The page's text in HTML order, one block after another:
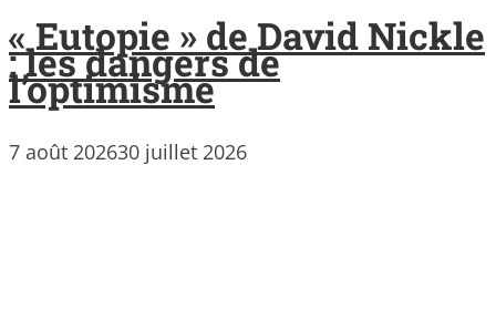
« Eutopie » de David Nickle
: les dangers de
l’optimisme
7 août 202630 juillet 2026